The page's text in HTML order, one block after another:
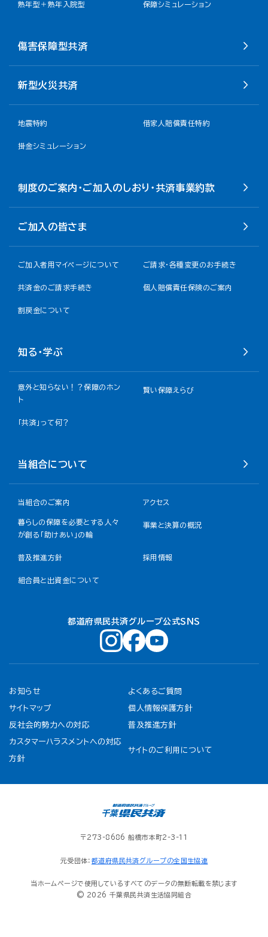
熟年型＋熟年入院型 保障シミュレーション
傷害保障型共済
新型火災共済
地震特約 借家人賠償責任特約
掛金シミュレーション
制度のご案内・ご加入のしおり・共済事業約款
ご加入の皆さま
ご加入者用マイページについて ご請求・各種変更のお手続き
共済金のご請求手続き 個人賠償責任保険のご案内
割戻金について​
知る・学ぶ
意外と知らない！？保障のホン
ト
賢い保障えらび
「共済」って何？
当組合について
当組合のご案内 アクセス
暮らしの保障を必要とする人々
が創る「助けあい」の輪
事業と決算の概況
普及推進方針 採用情報
組合員と出資金について
都道府県民共済グループ公式ＳＮＳ
お知らせ よくあるご質問
サイトマップ 個人情報保護方針
反社会的勢力への対応 普及推進方針
カスタマーハラスメントへの対応
方針
サイトのご利用について
〒273-8686 船橋市本町2-3-11
元受団体： 都道府県民共済グループの全国生協連
当ホームページで使用しているすべてのデータの無断転載を禁じます
© 2026 千葉県民共済生活協同組合